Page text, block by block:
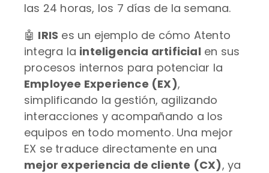
las 24 horas, los 7 días de la semana.
🤖 IRIS es un ejemplo de cómo Atento
integra la inteligencia artificial en sus
procesos internos para potenciar la
Employee Experience (EX),
simplificando la gestión, agilizando
interacciones y acompañando a los
equipos en todo momento. Una mejor
EX se traduce directamente en una
mejor experiencia de cliente (CX), ya